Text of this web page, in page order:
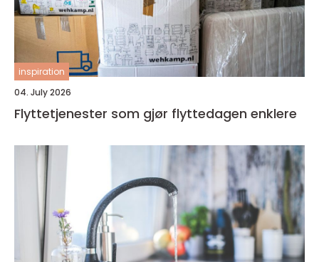
inspiration
04. July 2026
Flyttetjenester som gjør flyttedagen enklere